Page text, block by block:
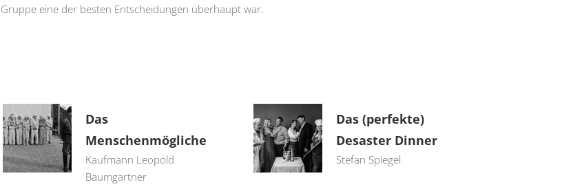
Gruppe eine der besten Entscheidungen überhaupt war.
Das
Menschenmögliche
Kaufmann Leopold
Baumgartner
Das (perfekte)
Desaster Dinner
Stefan Spiegel